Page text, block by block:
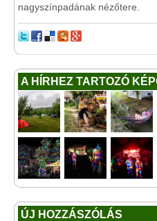
nagyszínpadának nézőtere.
A HÍRHEZ TARTOZÓ
ÚJ HOZZÁSZÓLÁS